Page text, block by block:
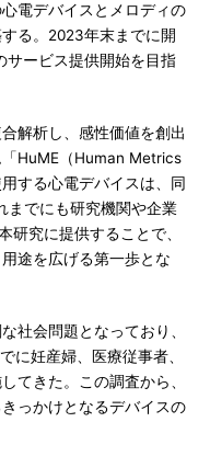
電デバイスとメロディの
る。2023年末までに開
サービス提供開始を目指
解析し、感性価値を創出
HuME（Human Metrics
する心電デバイスは、同
までにも研究機関や企業
研究に提供することで、
途を広げる第一歩とな
社会問題となっており、
に妊産婦、医療従事者、
てきた。この調査から、
っかけとなるデバイスの